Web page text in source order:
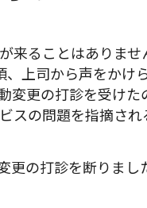
来ることはありま
、上司から声をか
変更の打診を受け
スの問題を指摘さ
更の打診を断りまし